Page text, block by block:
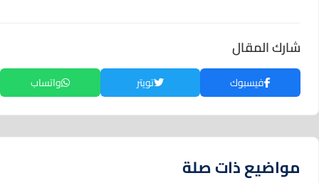
شارك المقال
فيسبوك تويتر واتساب
مواضيع ذات صلة